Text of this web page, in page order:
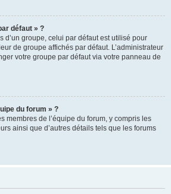
défaut » ?
d’un groupe, celui par défaut est utilisé pour
de groupe affichés par défaut. L’administrateur
votre groupe par défaut via votre panneau de
du forum » ?
membres de l’équipe du forum, y compris les
ainsi que d’autres détails tels que les forums